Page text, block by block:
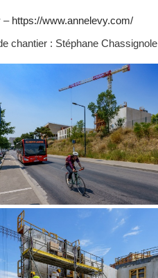
– https://www.annelevy.com/
chantier : Stéphane Chassignole